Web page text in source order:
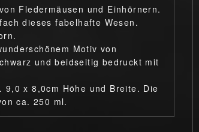
Fledermäusen und Einhörnern.
dieses fabelhafte Wesen.
Motiv von
und beidseitig bedruckt mit
x 8,0cm Höhe und Breite. Die
ca. 250 ml.